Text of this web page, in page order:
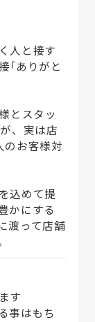
人と接す
「ありがと
とスタッ
、実は店
のお客様対
込めて提
かにする
渡って店舗
す
事はもち